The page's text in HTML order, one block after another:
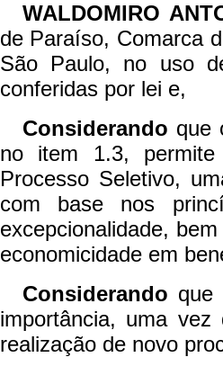
WALDOMIRO
de Paraíso, Comarca
São Paulo, no uso
conferidas por lei e,
Considerando que
no item 1.3,
Processo Seletivo,
com base nos
excepcionalidade,
economicidade em
Considerando que
importância, uma
realização de novo